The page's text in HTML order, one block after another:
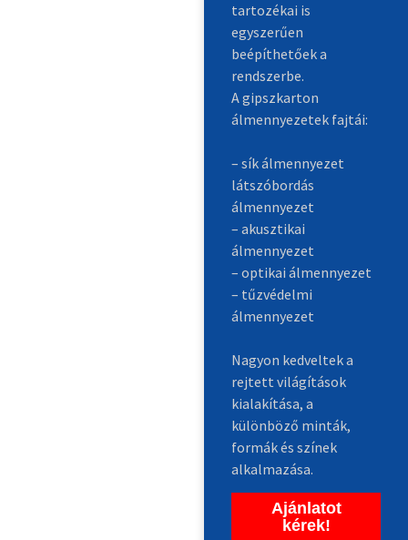
tartozékai is
egyszerűen
beépíthetőek a
rendszerbe.
A gipszkarton
álmennyezetek fajtái:
– sík álmennyezet
látszóbordás
álmennyezet
– akusztikai
álmennyezet
– optikai álmennyezet
– tűzvédelmi
álmennyezet
Nagyon kedveltek a
rejtett világítások
kialakítása, a
különböző minták,
formák és színek
alkalmazása.
Ajánlatot
kérek!